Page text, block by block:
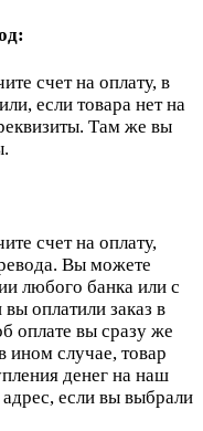
счет на оплату, в
если товара нет на
Там же вы
счет на оплату,
Вы можете
любого банка или с
оплатили заказ в
оплате вы сразу же
ином случае, товар
денег на наш
если вы выбрали